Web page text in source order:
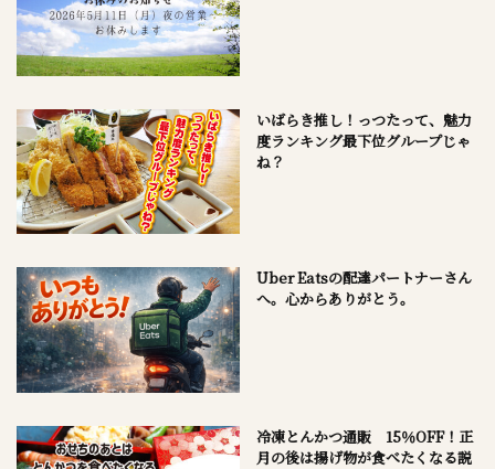
いばらき推し！っつたって、魅力
度ランキング最下位グループじゃ
ね？
Uber Eatsの配達パートナーさん
へ。心からありがとう。
冷凍とんかつ通販 15％OFF！正
月の後は揚げ物が食べたくなる説